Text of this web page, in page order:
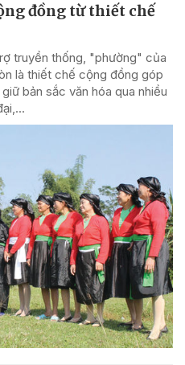
đồng từ thiết chế
truyền thống, "phường" của
là thiết chế cộng đồng góp
bản sắc văn hóa qua nhiều